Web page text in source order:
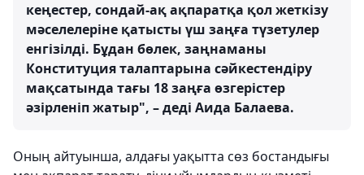
кеңестер, сондай-ақ ақпаратқа қол жеткізу
мәселелеріне қатысты үш заңға түзетулер
енгізілді. Бұдан бөлек, заңнаманы
Конституция талаптарына сәйкестендіру
мақсатында тағы 18 заңға өзгерістер
әзірленіп жатыр", – деді Аида Балаева.
Оның айтуынша, алдағы уақытта сөз бостандығы